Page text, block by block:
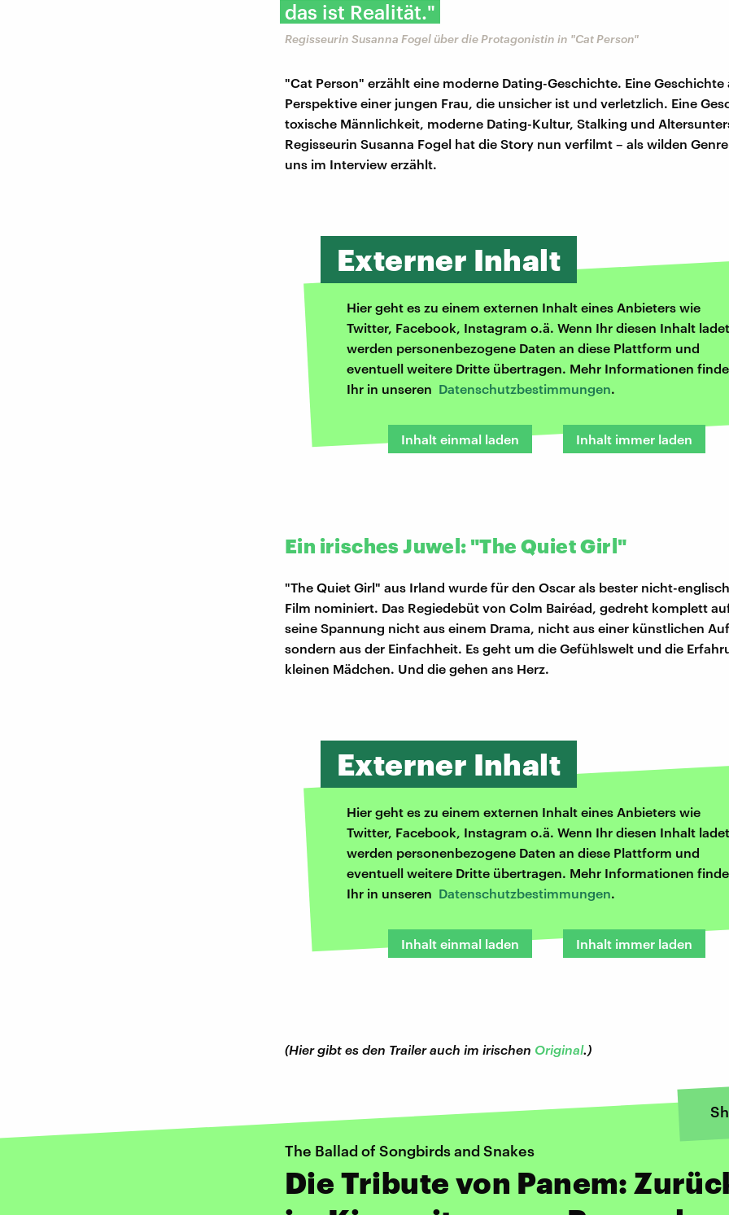
das ist Realität."
Regisseurin Susanna Fogel über die Protagonistin in "Cat Person"
"Cat Person" erzählt eine moderne Dating-Geschichte. Eine Geschichte
Perspektive einer jungen Frau, die unsicher ist und verletzlich. Eine
toxische Männlichkeit, moderne Dating-Kultur, Stalking und
Regisseurin Susanna Fogel hat die Story nun verfilmt – als wilden
uns im Interview erzählt.
Externer Inhalt
Hier geht es zu einem externen Inhalt eines Anbieters wie
Twitter, Facebook, Instagram o.ä. Wenn Ihr diesen Inhalt
werden personenbezogene Daten an diese Plattform und
eventuell weitere Dritte übertragen. Mehr Informationen
Ihr in unseren Datenschutzbestimmungen.
Inhalt einmal laden Inhalt immer laden
Ein irisches Juwel: "The Quiet Girl"
"The Quiet Girl" aus Irland wurde für den Oscar als bester nicht-
Film nominiert. Das Regiedebüt von Colm Bairéad, gedreht komplett
seine Spannung nicht aus einem Drama, nicht aus einer künstlichen
sondern aus der Einfachheit. Es geht um die Gefühlswelt und die
kleinen Mädchen. Und die gehen ans Herz.
Externer Inhalt
Hier geht es zu einem externen Inhalt eines Anbieters wie
Twitter, Facebook, Instagram o.ä. Wenn Ihr diesen Inhalt
werden personenbezogene Daten an diese Plattform und
eventuell weitere Dritte übertragen. Mehr Informationen
Ihr in unseren Datenschutzbestimmungen.
Inhalt einmal laden Inhalt immer laden
(Hier gibt es den Trailer auch im irischen Original.)
The Ballad of Songbirds and Snakes
Die Tribute von Panem: